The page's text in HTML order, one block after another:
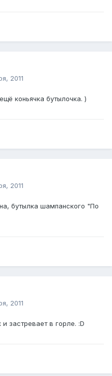
2011
коньячка бутылочка. )
2011
бутылка шампанского "По
2011
застревает в горле. :D